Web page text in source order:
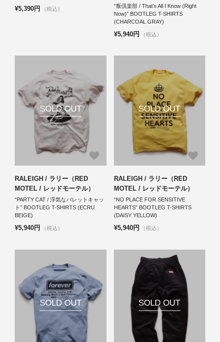
¥5,390円 （税込）
“叛倶楽部 / That’s All I Know (Right
Now)” BOOTLEG T-SHIRTS
(CHARCOAL GRAY)
¥5,940円 （税込）
SOLD OUT
RALEIGH / ラリー（RED
MOTEL / レッドモーテル）
“PARTY CAT / 浮気なパレットキャッ
ト” BOOTLEG T-SHIRTS (ECRU
BEIGE)
¥5,940円 （税込）
SOLD OUT
RALEIGH / ラリー（RED
MOTEL / レッドモーテル）
“NO PLACE FOR SENSITIVE
HEARTS” BOOTLEG T-SHIRTS
(DAISY YELLOW)
¥5,940円 （税込）
SOLD OUT SOLD OUT